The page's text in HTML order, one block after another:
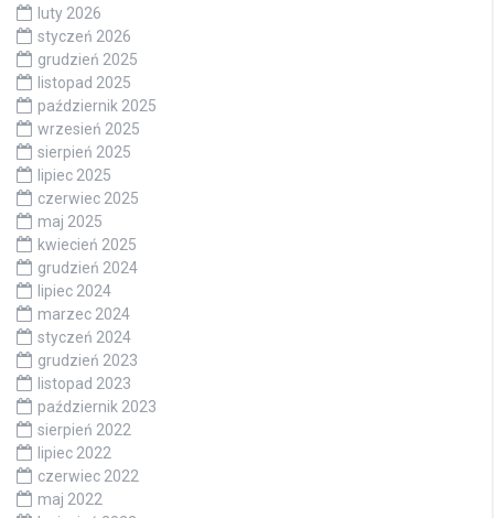
luty 2026
styczeń 2026
grudzień 2025
listopad 2025
październik 2025
wrzesień 2025
sierpień 2025
lipiec 2025
czerwiec 2025
maj 2025
kwiecień 2025
grudzień 2024
lipiec 2024
marzec 2024
styczeń 2024
grudzień 2023
listopad 2023
październik 2023
sierpień 2022
lipiec 2022
czerwiec 2022
maj 2022